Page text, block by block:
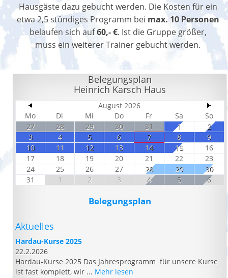
Hausgäste dazu gebucht werden. Die Kosten für ein
etwa 2,5 stündiges Programm bei max. 10 Personen
belaufen sich auf60,- €. Ist die Gruppe größer,
muss ein weiterer Trainer gebucht werden.
Belegungsplan
Heinrich Karsch Haus
August 2026
Mo
Di Mi Do Fr Sa
So
27
28 29 30 31 1
2
3
4 5 6 7 8
9
10
11 12 13 14 15
16
17
18 19 20 21 22
23
24
25 26 27 28 29
30
31
1 2 3 4 5 6
Belegungsplan
Aktuelles
Hardau-Kurse 2025
22.2.2026
Hardau-Kurse 2025 Das Jahresprogramm für unsere Kurse
ist fast komplett, wir ... Mehr lesen